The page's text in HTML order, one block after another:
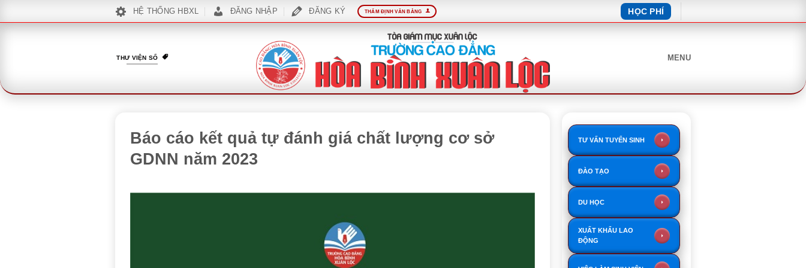
qua
HỆ THỐNG HBXL ĐĂNG NHẬP ĐĂNG KÝ THẨM ĐỊNH VĂN BẰNG HỌC PHÍ
THƯ VIỆN SỐ MENU
Báo cáo kết quả tự đánh giá chất lượng cơ sở
GDNN năm 2023
TƯ VẤN TUYỂN SINH
ĐÀO TẠO
DU HỌC
XUẤT KHẨU LAO
ĐỘNG